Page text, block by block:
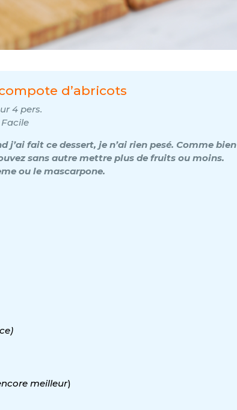
d’abricots
4 pers.
Facile
fait ce dessert, je n’ai rien pesé. Comme bien
sans autre mettre plus de fruits ou moins.
ou le mascarpone.
meilleur)